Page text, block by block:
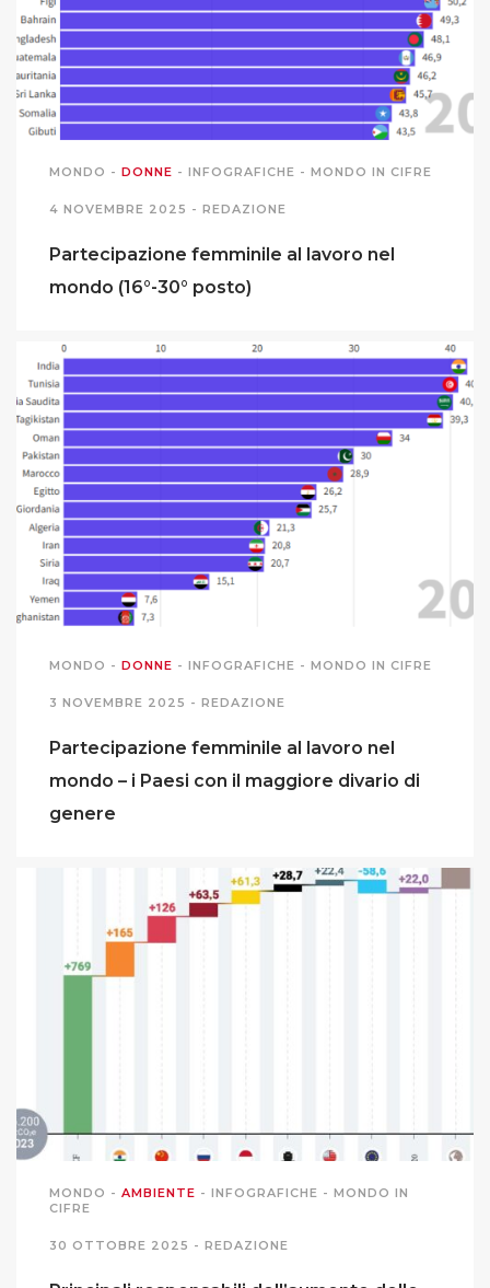
MONDO - DONNE - INFOGRAFICHE - MONDO IN CIFRE
4 NOVEMBRE 2025 - REDAZIONE
Partecipazione femminile al lavoro nel
mondo (16°-30° posto)
MONDO - DONNE - INFOGRAFICHE - MONDO IN CIFRE
3 NOVEMBRE 2025 - REDAZIONE
Partecipazione femminile al lavoro nel
mondo – i Paesi con il maggiore divario di
genere
MONDO - AMBIENTE - INFOGRAFICHE - MONDO IN
CIFRE
30 OTTOBRE 2025 - REDAZIONE